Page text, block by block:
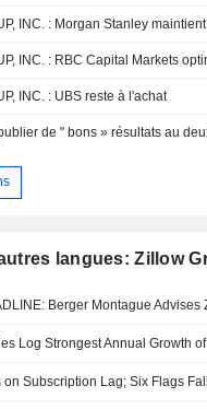
INC. : Morgan Stanley
INC. : RBC Capital Markets
INC. : UBS reste à l'achat
langues: Zillow